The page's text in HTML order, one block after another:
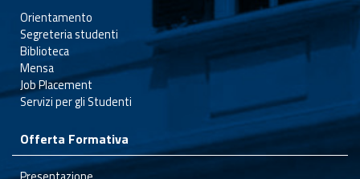
Orientamento
Segreteria studenti
Biblioteca
Mensa
Job Placement
Servizi per gli Studenti
Offerta Formativa